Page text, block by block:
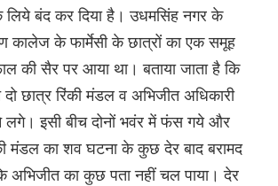
लिये बंद कर दिया है। उधमसिंह नगर के
कालेज के फार्मेसी के छात्रों का एक समूह
की सैर पर आया था। बताया जाता है कि
छात्र रिंकी मंडल व अभिजीत अधिकारी
लगे। इसी बीच दोनों भवंर में फंस गये और
मंडल का शव घटना के कुछ देर बाद बरामद
अभिजीत का कुछ पता नहीं चल पाया। देर